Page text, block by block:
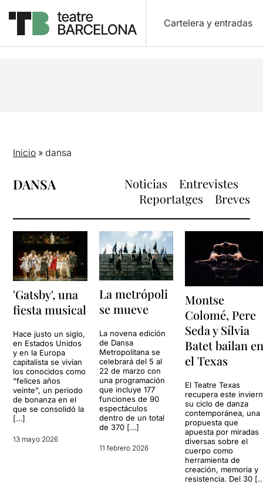
Cartelera y entradas
Inicio »dansa
DANSA Noticias
Entrevistes
Reportatges
Breves
'Gatsby', una
fiesta musical
Hace justo un siglo,
en Estados Unidos
y en la Europa
capitalista se vivían
los conocidos como
“felices años
veinte”, un periodo
de bonanza en el
que se consolidó la
[…]
13 mayo 2026
La metrópoli
se mueve
La novena edición
de Dansa
Metropolitana se
celebrará del 5 al
22 de marzo con
una programación
que incluye 177
funciones de 90
espectáculos
dentro de un total
de 370 […]
11 febrero 2026
Montse
Colomé, Pere
Seda y Sílvia
Batet bailan
el Texas
El Teatre Texas
recupera este
su ciclo de danza
contemporánea, una
propuesta que
apuesta por miradas
diversas sobre el
cuerpo como
herramienta de
creación, memoria y
resistencia. Del 30